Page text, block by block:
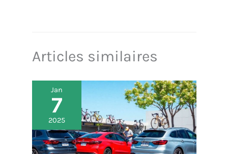
Articles similaires
Jan
7
2025